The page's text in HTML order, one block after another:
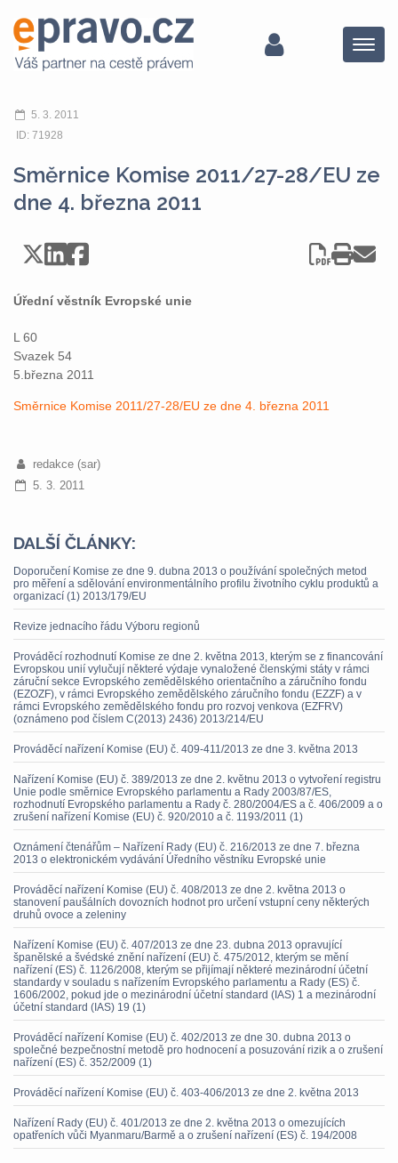
Menu
5. 3. 2011
ID: 71928
Směrnice Komise 2011/27-28/EU ze
dne 4. března 2011
Úřední věstník Evropské unie
L 60
Svazek 54
5.března 2011
Směrnice Komise 2011/27-28/EU ze dne 4. března 2011
redakce (sar)
5. 3. 2011
DALŠÍ ČLÁNKY:
Doporučení Komise ze dne 9. dubna 2013 o používání společných metod
pro měření a sdělování environmentálního profilu životního cyklu produktů a
organizací (1) 2013/179/EU
Revize jednacího řádu Výboru regionů
Prováděcí rozhodnutí Komise ze dne 2. května 2013, kterým se z financování
Evropskou unií vylučují některé výdaje vynaložené členskými státy v rámci
záruční sekce Evropského zemědělského orientačního a záručního fondu
(EZOZF), v rámci Evropského zemědělského záručního fondu (EZZF) a v
rámci Evropského zemědělského fondu pro rozvoj venkova (EZFRV)
(oznámeno pod číslem C(2013) 2436) 2013/214/EU
Prováděcí nařízení Komise (EU) č. 409-411/2013 ze dne 3. května 2013
Nařízení Komise (EU) č. 389/2013 ze dne 2. květnu 2013 o vytvoření registru
Unie podle směrnice Evropského parlamentu a Rady 2003/87/ES,
rozhodnutí Evropského parlamentu a Rady č. 280/2004/ES a č. 406/2009 a o
zrušení nařízení Komise (EU) č. 920/2010 a č. 1193/2011 (1)
Oznámení čtenářům – Nařízení Rady (EU) č. 216/2013 ze dne 7. března
2013 o elektronickém vydávání Úředního věstníku Evropské unie
Prováděcí nařízení Komise (EU) č. 408/2013 ze dne 2. května 2013 o
stanovení paušálních dovozních hodnot pro určení vstupní ceny některých
druhů ovoce a zeleniny
Nařízení Komise (EU) č. 407/2013 ze dne 23. dubna 2013 opravující
španělské a švédské znění nařízení (EU) č. 475/2012, kterým se mění
nařízení (ES) č. 1126/2008, kterým se přijímají některé mezinárodní účetní
standardy v souladu s nařízením Evropského parlamentu a Rady (ES) č.
1606/2002, pokud jde o mezinárodní účetní standard (IAS) 1 a mezinárodní
účetní standard (IAS) 19 (1)
Prováděcí nařízení Komise (EU) č. 402/2013 ze dne 30. dubna 2013 o
společné bezpečnostní metodě pro hodnocení a posuzování rizik a o zrušení
nařízení (ES) č. 352/2009 (1)
Prováděcí nařízení Komise (EU) č. 403-406/2013 ze dne 2. května 2013
Nařízení Rady (EU) č. 401/2013 ze dne 2. května 2013 o omezujících
opatřeních vůči Myanmaru/Barmě a o zrušení nařízení (ES) č. 194/2008